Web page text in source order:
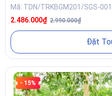
Mã: TDN/TRKBGM201/SGS-001
2.486.000₫ 2.990.000₫
Đặt
- 15%